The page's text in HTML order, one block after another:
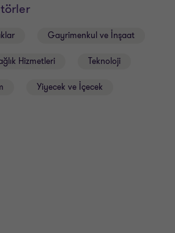
Gayrimenkul ve İnşaat
Hizmetleri Teknoloji
Yiyecek ve İçecek